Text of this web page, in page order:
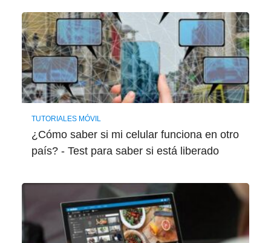
TUTORIALES MÓVIL
¿Cómo saber si mi celular funciona en otro
país? - Test para saber si está liberado